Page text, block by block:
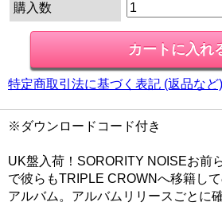
購入数
特定商取引法に基づく表記 (返品など)
※ダウンロードコード付き
UK盤入荷！SORORITY NOISEお前
で彼らもTRIPLE CROWNへ移籍し
アルバム。アルバムリリースごとに